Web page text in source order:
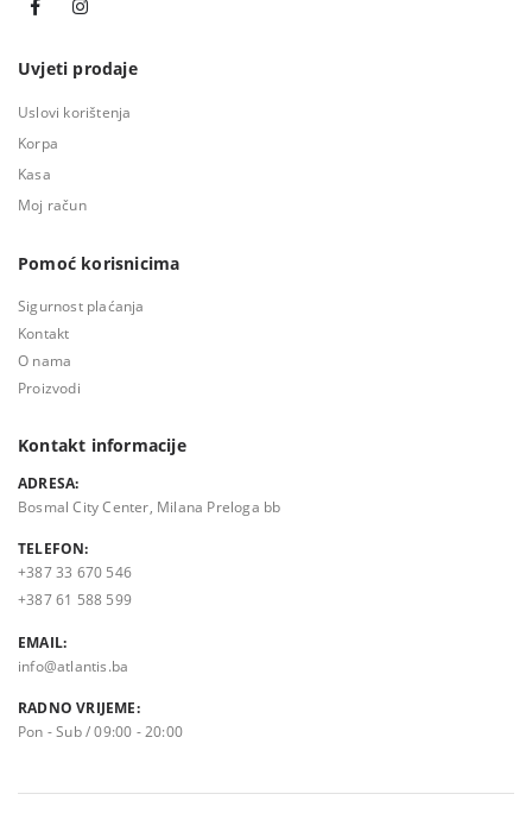
Uvjeti prodaje
Uslovi korištenja
Korpa
Kasa
Moj račun
Pomoć korisnicima
Sigurnost plaćanja
Kontakt
O nama
Proizvodi
Kontakt informacije
ADRESA:
Bosmal City Center, Milana Preloga bb
TELEFON:
+387 33 670 546
+387 61 588 599
EMAIL:
info@atlantis.ba
RADNO VRIJEME:
Pon - Sub / 09:00 - 20:00